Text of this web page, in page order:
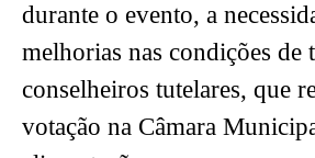
durante o evento, a
melhorias nas condições de
conselheiros tutelares, que
votação na Câmara